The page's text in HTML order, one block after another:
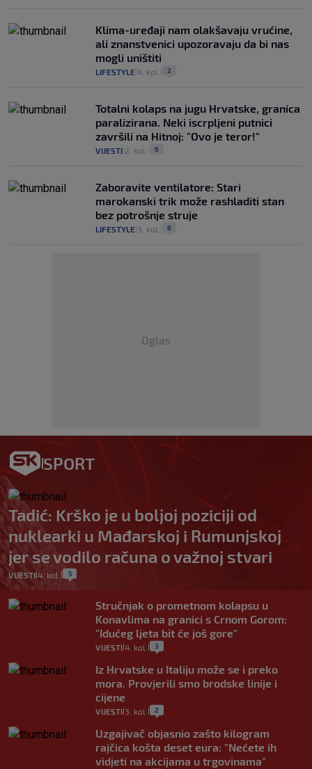
Klima-uređaji nam olakšavaju vrućine,
ali znanstvenici upozoravaju da bi nas
mogli uništiti
LIFESTYLE 4. kol. 2
Totalni kolaps na jugu Hrvatske, granica
paralizirana. Neki iscrpljeni putnici
završili na Hitnoj: "Ovo je teror!"
VIJESTI 2. kol. 6
Zaboravite ventilatore: Stari
marokanski trik može rashladiti stan
bez potrošnje struje
LIFESTYLE 3. kol. 6
Oglas
SPORT
Tadić: Krško je u boljoj poziciji od
nuklearki u Mađarskoj i Rumunjskoj
jer se vodilo računa o važnoj stvari
VIJESTI|4. kol. 5
Stručnjak o prometnom kolapsu u
Konavlima na granici s Crnom Gorom:
"Idućeg ljeta bit će još gore"
VIJESTI 4. kol. 3
Iz Hrvatske u Italiju može se i preko
mora. Provjerili smo brodske linije i
cijene
VIJESTI 3. kol. 2
Uzgajivač objasnio zašto kilogram
rajčica košta deset eura: "Nećete ih
vidjeti na akcijama u trgovinama"